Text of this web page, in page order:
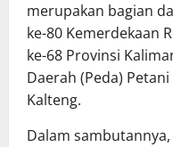
merupakan bagian
ke-80 Kemerdekaan
ke-68 Provinsi
Daerah (Peda)
Kalteng.
Dalam